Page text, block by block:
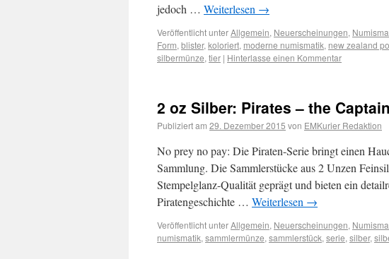
jedoch … Weiterlesen →
Veröffentlicht unterAllgemein, Neuerscheinungen,
Form, blister, koloriert, moderne numismatik, new zealand
silbermünze, tier | Hinterlasse einen Kommentar
2 oz Silber: Pirates – the Captain
Publiziert am 29. Dezember 2015 von EMKurier Redaktion
No prey no pay: Die Piraten-Serie bringt einen
Sammlung. Die Sammlerstücke aus 2 Unzen
Stempelglanz-Qualität geprägt und bieten ein
Piratengeschichte … Weiterlesen →
Veröffentlicht unterAllgemein, Neuerscheinungen,
numismatik, sammlermünze, sammlerstück, serie, silber,